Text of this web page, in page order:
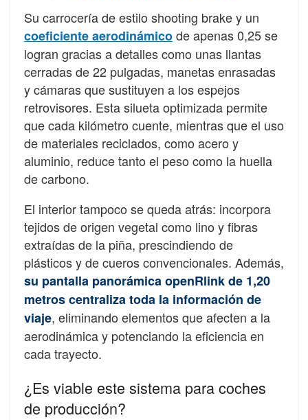
Su carrocería de estilo shooting brake y un
coeficiente aerodinámicode apenas 0,25 se
logran gracias a detalles como unas llantas
cerradas de 22 pulgadas, manetas enrasadas
y cámaras que sustituyen a los espejos
retrovisores. Esta silueta optimizada permite
que cada kilómetro cuente, mientras que el uso
de materiales reciclados, como acero y
aluminio, reduce tanto el peso como la huella
de carbono.
El interior tampoco se queda atrás: incorpora
tejidos de origen vegetal como lino y fibras
extraídas de la piña, prescindiendo de
plásticos y de cueros convencionales. Además,
su pantalla panorámica openRlink de 1,20
metros centraliza toda la información de
viaje, eliminando elementos que afecten a la
aerodinámica y potenciando la eficiencia en
cada trayecto.
¿Es viable este sistema para coches
de producción?